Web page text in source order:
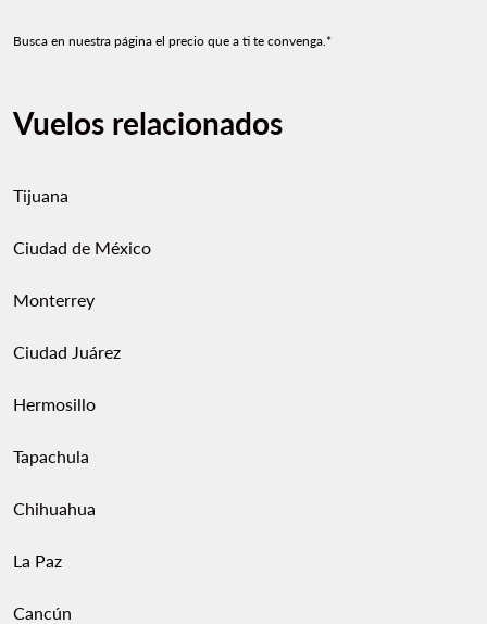
Busca en nuestra página el precio que a ti te convenga.*
Vuelos relacionados
Tijuana
Ciudad de México
Monterrey
Ciudad Juárez
Hermosillo
Tapachula
Chihuahua
La Paz
Cancún